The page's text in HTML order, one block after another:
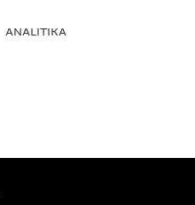
ANALITIKA